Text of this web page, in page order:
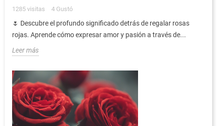
1285 visitas 4 Gustó
🌷 Descubre el profundo significado detrás de regalar rosas
rojas. Aprende cómo expresar amor y pasión a través de...
Leer más